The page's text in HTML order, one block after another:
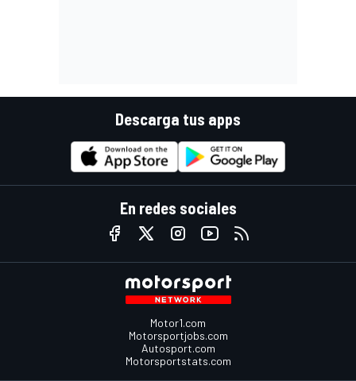
Descarga tus apps
En redes sociales
Motor1.com
Motorsportjobs.com
Autosport.com
Motorsportstats.com